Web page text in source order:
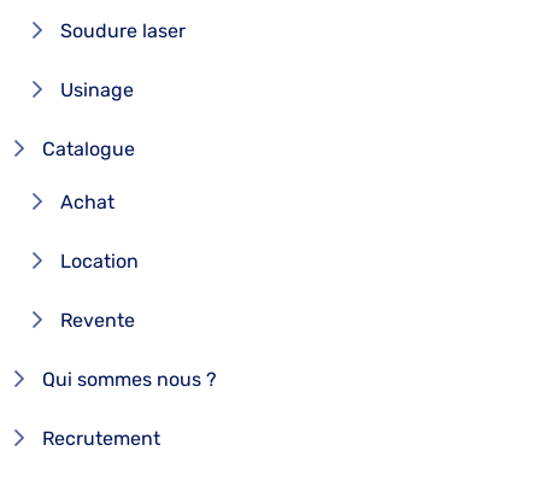
Soudure laser
Usinage
Catalogue
Achat
Location
Revente
Qui sommes nous ?
Recrutement